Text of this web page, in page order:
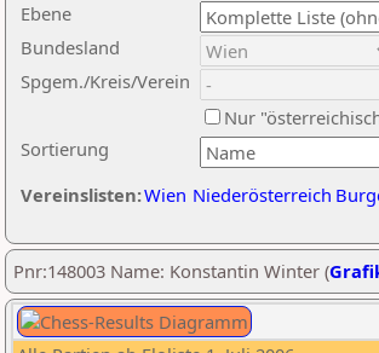
Ebene
Sortierung
Bundesland
Spgem./Kreis/Verein
Nur
Vereinslisten:Wien Niederösterreich
Pnr:148003 Name: Konstantin Winter (